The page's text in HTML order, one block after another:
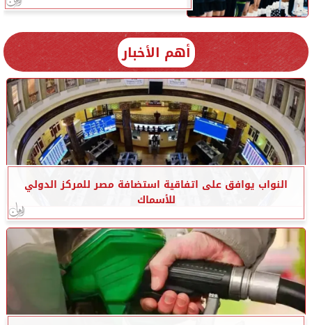
أهم الأخبار
النواب يوافق على اتفاقية استضافة مصر للمركز الدولي
للأسماك